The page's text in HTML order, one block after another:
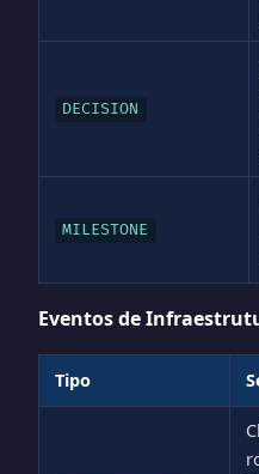
DECISION
MILESTONE
Eventos de
Tipo